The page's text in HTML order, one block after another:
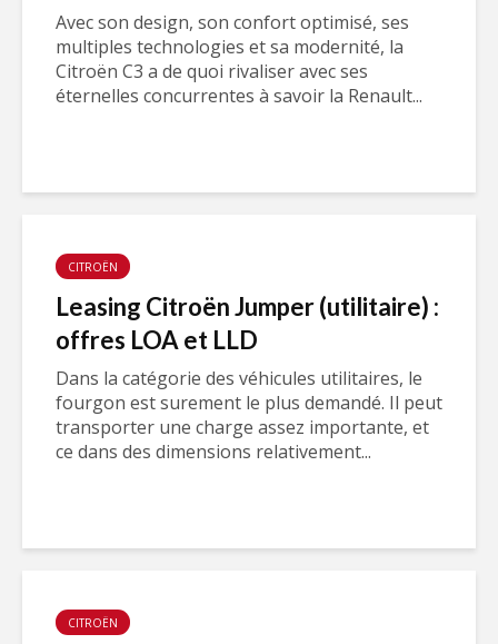
Avec son design, son confort optimisé, ses
multiples technologies et sa modernité, la
Citroën C3 a de quoi rivaliser avec ses
éternelles concurrentes à savoir la Renault...
CITROËN
Leasing Citroën Jumper (utilitaire) :
offres LOA et LLD
Dans la catégorie des véhicules utilitaires, le
fourgon est surement le plus demandé. Il peut
transporter une charge assez importante, et
ce dans des dimensions relativement...
CITROËN